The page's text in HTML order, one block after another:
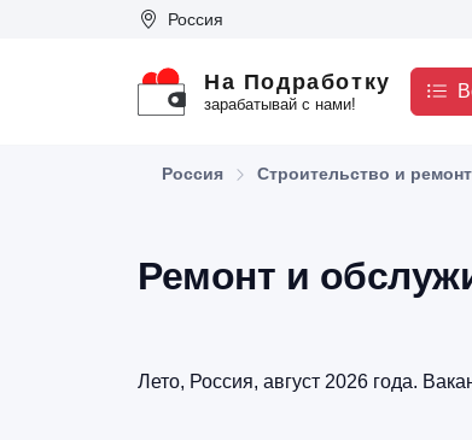
Россия
На Подработку
зарабатывай с нами!
Россия Строительство и ремонт
Ремонт и
Лето, Россия, август 2026 года.